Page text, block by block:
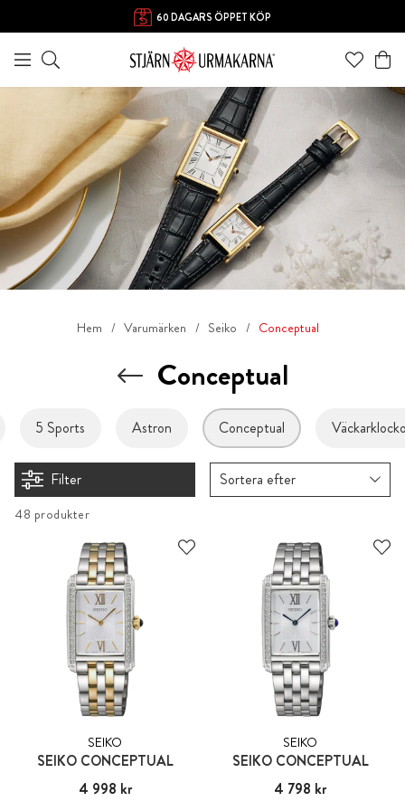
60 DAGARS ÖPPET KÖP
Hem Varumärken Seiko Conceptual
Conceptual
5 Sports Astron Conceptual
Filter Sortera efter
48 produkter
SEIKO
SEIKO CONCEPTUAL
Pris: 4 998 kr
4 998 kr
SEIKO
SEIKO CONCEPTUAL
Pris:4 798 kr
4 798 kr